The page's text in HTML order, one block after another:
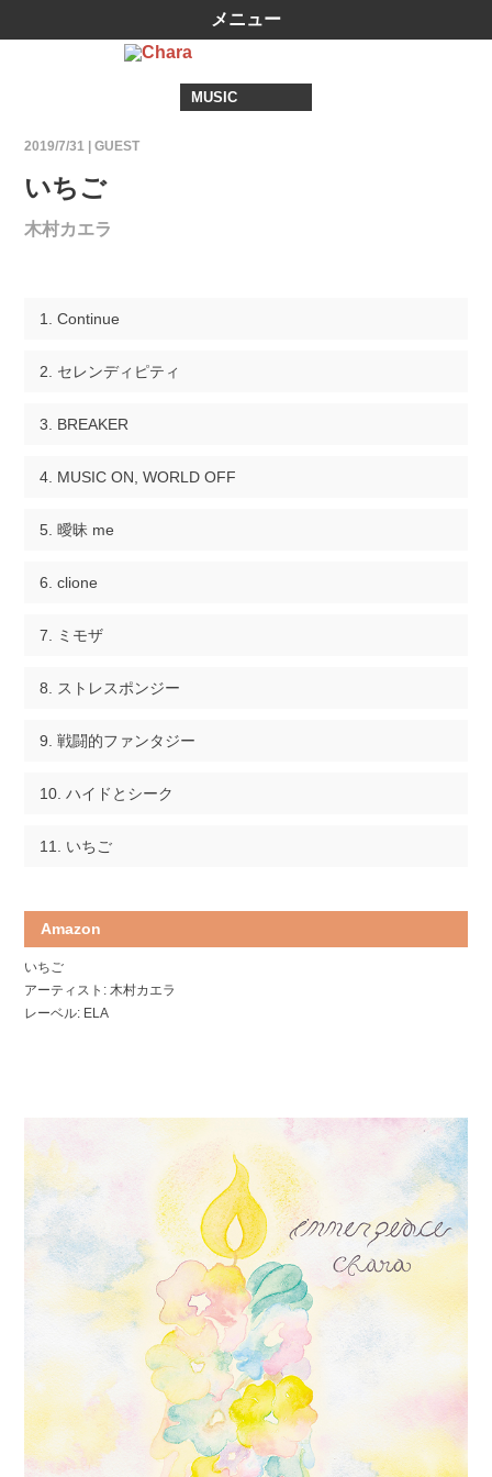
メニュー
MUSIC
2019/7/31 |GUEST
いちご
木村カエラ
Continue
セレンディピティ
BREAKER
MUSIC ON, WORLD OFF
曖昧 me
clione
ミモザ
ストレスポンジー
戦闘的ファンタジー
ハイドとシーク
いちご
Amazon
いちご
アーティスト: 木村カエラ
レーベル: ELA